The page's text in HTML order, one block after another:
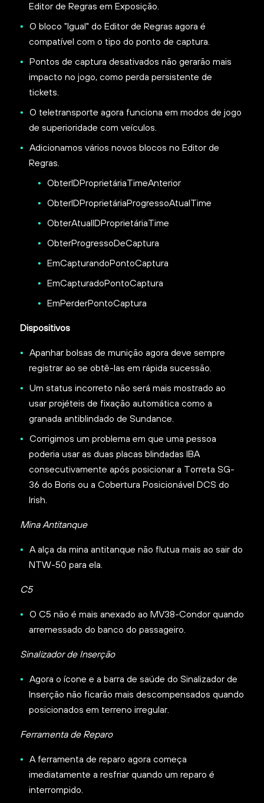
Editor de Regras em Exposição.
O bloco "Igual" do Editor de Regras agora é
compatível com o tipo do ponto de captura.
Pontos de captura desativados não gerarão mais
impacto no jogo, como perda persistente de
tickets.
O teletransporte agora funciona em modos de jogo
de superioridade com veículos.
Adicionamos vários novos blocos no Editor de
Regras.
ObterIDProprietáriaTimeAnterior
ObterIDProprietáriaProgressoAtualTime
ObterAtualIDProprietáriaTime
ObterProgressoDeCaptura
EmCapturandoPontoCaptura
EmCapturadoPontoCaptura
EmPerderPontoCaptura
Dispositivos
Apanhar bolsas de munição agora deve sempre
registrar ao se obtê-las em rápida sucessão.
Um status incorreto não será mais mostrado ao
usar projéteis de fixação automática como a
granada antiblindado de Sundance.
Corrigimos um problema em que uma pessoa
poderia usar as duas placas blindadas IBA
consecutivamente após posicionar a Torreta SG-
36 do Boris ou a Cobertura Posicionável DCS do
Irish.
Mina Antitanque
A alça da mina antitanque não flutua mais ao sair do
NTW-50 para ela.
C5
O C5 não é mais anexado ao MV38-Condor quando
arremessado do banco do passageiro.
Sinalizador de Inserção
Agora o ícone e a barra de saúde do Sinalizador de
Inserção não ficarão mais descompensados quando
posicionados em terreno irregular.
Ferramenta de Reparo
A ferramenta de reparo agora começa
imediatamente a resfriar quando um reparo é
interrompido.